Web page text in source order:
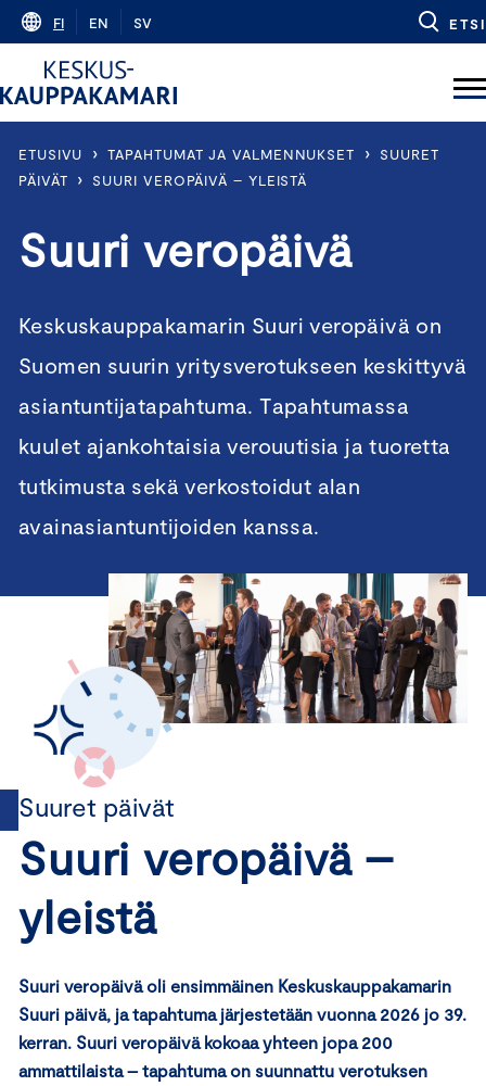
Skip
content
FI EN SV ETSI
ETUSIVU › TAPAHTUMAT JA VALMENNUKSET ›
SUURET
PÄIVÄT
› SUURI VEROPÄIVÄ – YLEISTÄ
Suuri veropäivä
Keskuskauppakamarin Suuri veropäivä on
Suomen suurin yritysverotukseen keskittyvä
asiantuntijatapahtuma. Tapahtumassa
kuulet ajankohtaisia verouutisia ja tuoretta
tutkimusta sekä verkostoidut alan
avainasiantuntijoiden kanssa.
Suuret päivät
Suuri veropäivä –
yleistä
Suuri veropäivä oli ensimmäinen Keskuskauppakamarin
Suuri päivä, ja tapahtuma järjestetään vuonna 2026 jo 39.
kerran. Suuri veropäivä kokoaa yhteen jopa 200
ammattilaista – tapahtuma on suunnattu verotuksen